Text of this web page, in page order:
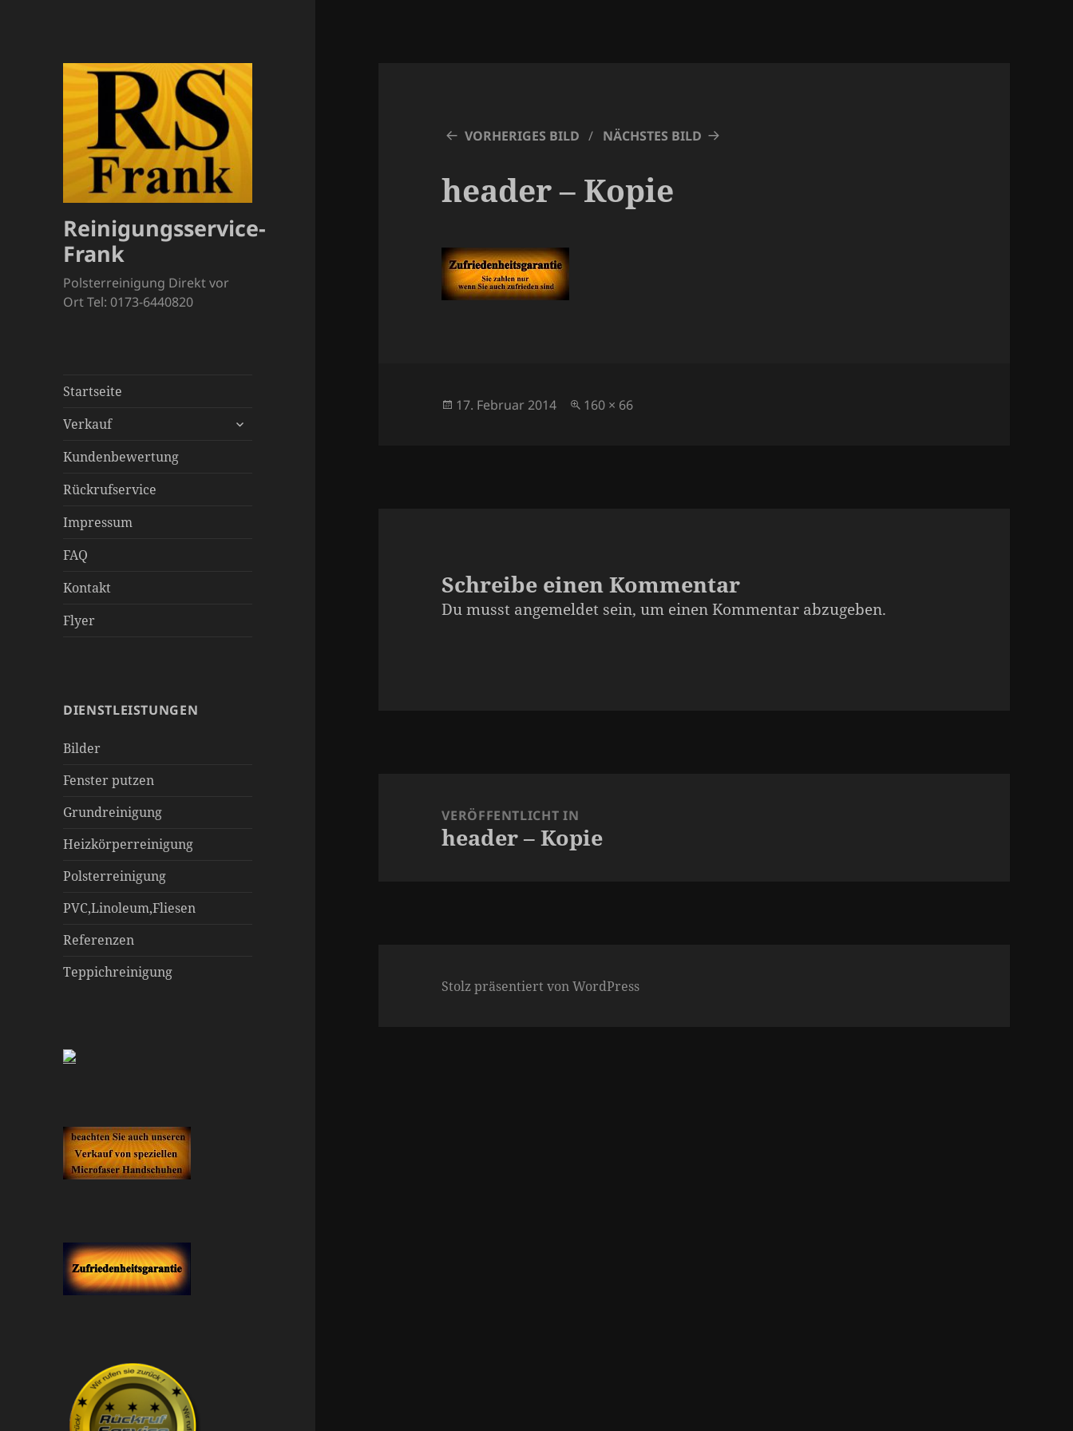
Reinigungsservice-
Frank
Polsterreinigung Direkt vor
Ort Tel: 0173-6440820
Startseite
Verkauf
untermenü
Kundenbewertung
Rückrufservice
Impressum
FAQ
Kontakt
Flyer
DIENSTLEISTUNGEN
Bilder
Fenster putzen
Grundreinigung
Heizkörperreinigung
Polsterreinigung
PVC,Linoleum,Fliesen
Referenzen
Teppichreinigung
VORHERIGES BILD NÄCHSTES BILD
header – Kopie
Veröffentlicht
17. Februar 2014 Originalgröße
160 × 66
Schreibe einen Kommentar
Du musst angemeldet sein, um einen Kommentar abzugeben.
VERÖFFENTLICHT IN
header – Kopie
Stolz präsentiert von WordPress